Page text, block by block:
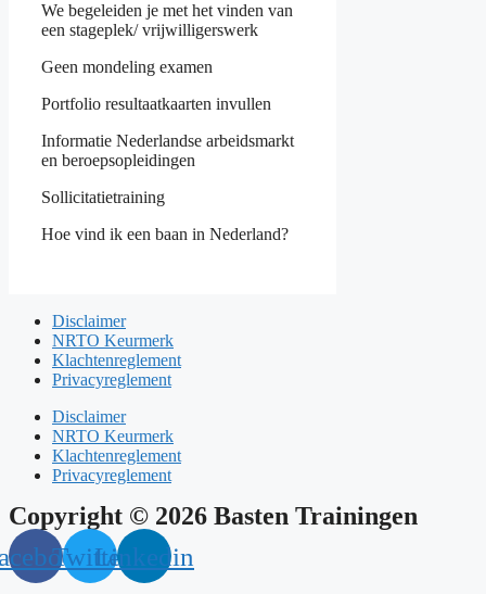
We begeleiden je met het vinden van
een stageplek/ vrijwilligerswerk
Geen mondeling examen
Portfolio resultaatkaarten invullen
Informatie Nederlandse arbeidsmarkt
en beroepsopleidingen
Sollicitatietraining
Hoe vind ik een baan in Nederland?
Disclaimer
NRTO Keurmerk
Klachtenreglement
Privacyreglement
Disclaimer
NRTO Keurmerk
Klachtenreglement
Privacyreglement
Copyright © 2026 Basten Trainingen
TwitterLinkedin